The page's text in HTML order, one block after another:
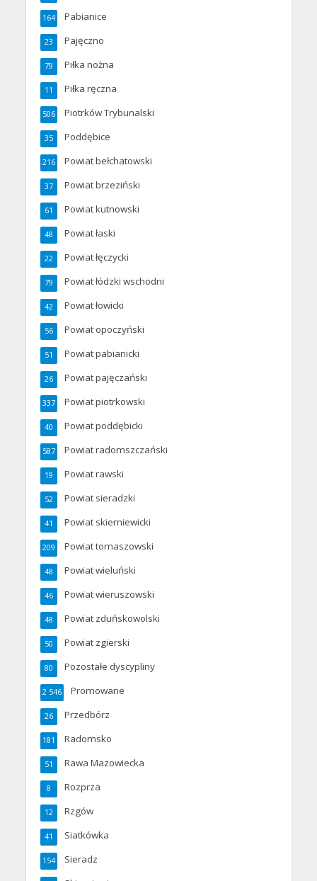
Pabianice
164
Pajęczno
23
Piłka nożna
79
Piłka ręczna
11
Piotrków Trybunalski
506
Poddębice
35
Powiat bełchatowski
216
Powiat brzeziński
37
Powiat kutnowski
61
Powiat łaski
48
Powiat łęczycki
22
Powiat łódzki wschodni
79
Powiat łowicki
42
Powiat opoczyński
56
Powiat pabianicki
51
Powiat pajęczański
26
Powiat piotrkowski
337
Powiat poddębicki
40
Powiat radomszczański
587
Powiat rawski
19
Powiat sieradzki
52
Powiat skierniewicki
41
Powiat tomaszowski
209
Powiat wieluński
48
Powiat wieruszowski
46
Powiat zduńskowolski
48
Powiat zgierski
50
Pozostałe dyscypliny
80
Promowane
2 546
Przedbórz
26
Radomsko
181
Rawa Mazowiecka
51
Rozprza
8
Rzgów
12
Siatkówka
41
Sieradz
154